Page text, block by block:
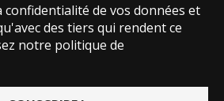
de vos données et
des tiers qui rendent ce
notre politique de